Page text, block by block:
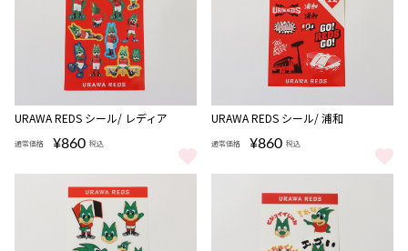
URAWA REDS シール/ レディア
通常価格 ¥860 税込
URAWA REDS シール/ レディア をもっと見る
URAWA REDS シール/ 浦和
通常価格 ¥860 税込
URAWA REDS シール/ 浦和 をも